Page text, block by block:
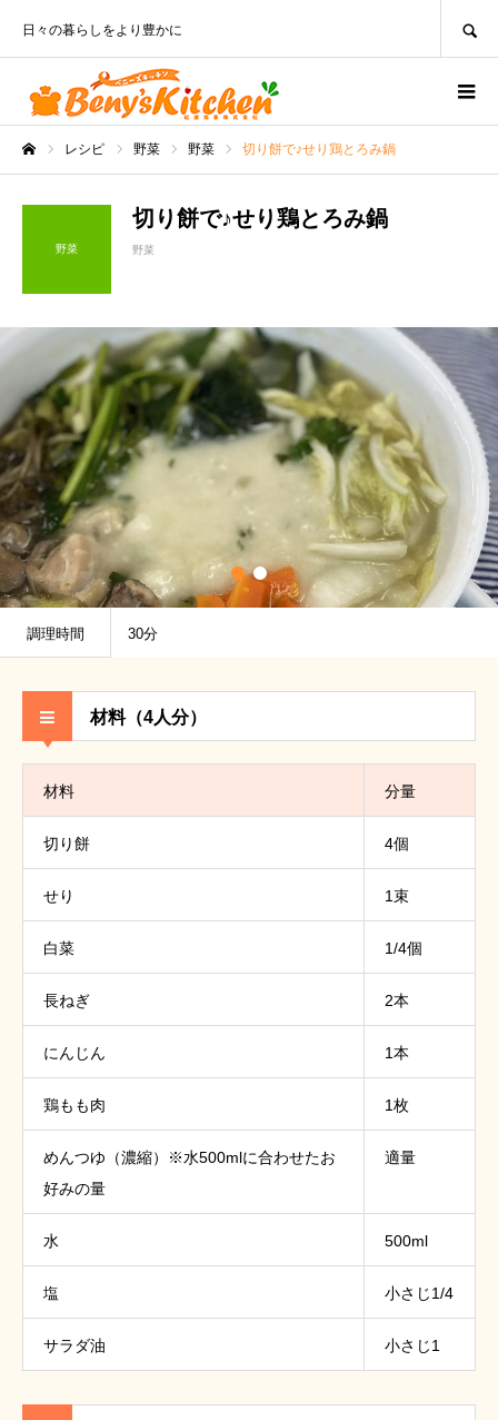
日々の暮らしをより豊かに
レシピ 野菜 野菜 切り餅で♪せり鶏とろみ鍋
野菜
切り餅で♪せり鶏とろみ鍋
野菜
調理時間 30分
材料（4人分）
材料 分量
切り餅 4個
せり 1束
白菜 1/4個
長ねぎ 2本
にんじん 1本
鶏もも肉 1枚
めんつゆ（濃縮）※水500mlに合わせたお
好みの量
適量
水 500ml
塩 小さじ1/4
サラダ油 小さじ1